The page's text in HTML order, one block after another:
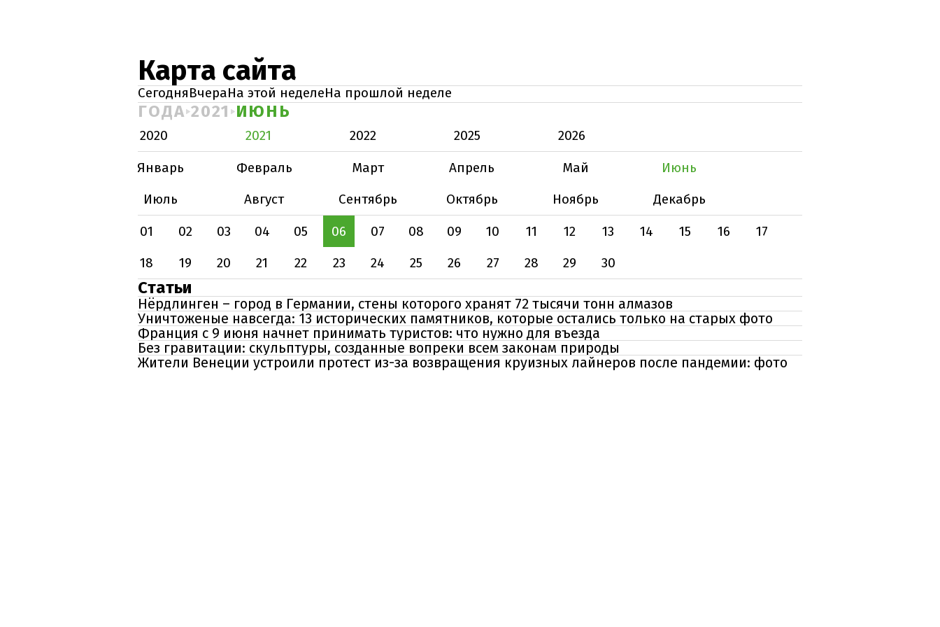
Карта сайта
СегодняВчераНа этой неделеНа прошлой неделе
ГОДА 2021 ИЮНЬ
2020 2021 2022 2025
2026
Январь
Февраль Март Апрель Май
Июнь
Июль
Август Сентябрь Октябрь Ноябрь
Декабрь
01
02 03 04 05 06 07 08 09 10 11 12 13 14 15 16
17
18
19 20 21 22 23 24 25 26 27 28 29 30
Статьи
Нёрдлинген – город в Германии, стены которого хранят 72 тысячи тонн алмазов
Уничтоженые навсегда: 13 исторических памятников, которые остались только на старых фото
Франция с 9 июня начнет принимать туристов: что нужно для въезда
Без гравитации: скульптуры, созданные вопреки всем законам природы
Жители Венеции устроили протест из-за возвращения круизных лайнеров после пандемии: фото